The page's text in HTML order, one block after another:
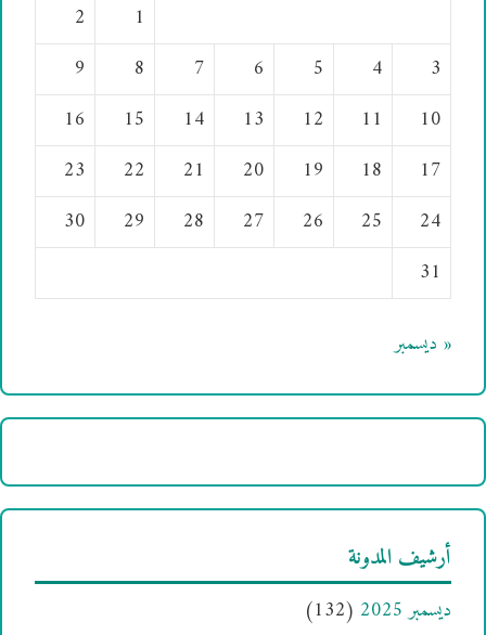
1
2
3
4
5
6
7
8
9
10
11
12
13
14
15
16
17
18
19
20
21
22
23
24
25
26
27
28
29
30
31
« ديسمبر
أرشيف المدونة
ديسمبر 2025
(132)